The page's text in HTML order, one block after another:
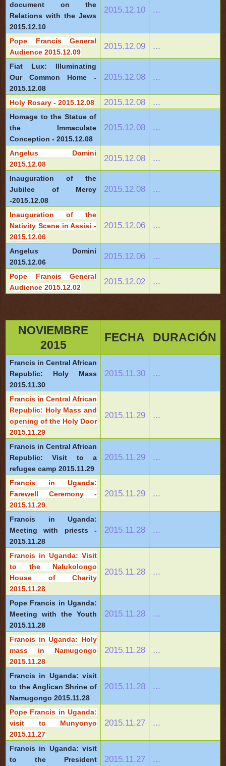
document on the
Relations with the Jews
2015.12.10
2015.12.10 ...
Pope Francis General
Audience 2015.12.09
2015.12.09 ...
Fiat Lux: Illuminating
Our Common Home -
2015.12.08
2015.12.08 ...
Holy Rosary - 2015.12.08 2015.12.08 ...
Homage to the Statue of
the Immaculate
Conception - 2015.12.08
2015.12.08 ...
Angelus Domini
2015.12.08
2015.12.08 ...
Inauguration of the
Jubilee of Mercy
-2015.12.08
2015.12.08 ...
Inauguration of the
Nativity Scene in Assisi -
2015.12.06
2015.12.06 ...
Angelus Domini
2015.12.06
2015.12.06 ...
Pope Francis General
Audience 2015.12.02
2015.12.02 ...
NOVIEMBRE
2015
FECHA DURACIÓN
Francis in Central African
Republic: Holy Mass
2015.11.30
2015.11.30 ...
Francis in Central African
Republic: Holy Mass and
opening of the Holy Door
2015.11.29
2015.11.29 ...
Francis in Central African
Republic: Visit to a
refugee camp 2015.11.29
2015.11.29 ...
Francis in Uganda:
Farewell Ceremony -
2015.11.29
2015.11.29 ...
Francis in Uganda:
Meeting with priests -
2015.11.28
2015.11.28 ...
Francis in Uganda: Visit
to the Nalukolongo
House of Charity
2015.11.28
2015.11.28 ...
Pope Francis in Uganda:
Meeting with the Youth
2015.11.28
2015.11.28 ...
Francis in Uganda: Holy
mass in Namugongo
2015.11.28
2015.11.28 ...
Francis in Uganda: visit
to the Anglican Shrine of
Namugongo 2015.11.28
2015.11.28 ...
Pope Francis in Uganda:
visit to Munyonyo
2015.11.27
2015.11.27 ...
Francis in Uganda: visit
to the President
2015.11.27 ...